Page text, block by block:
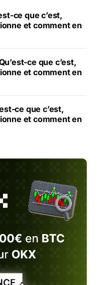
ce que c’est,
et comment en
ce que c’est,
et comment en
ce que c’est,
et comment en